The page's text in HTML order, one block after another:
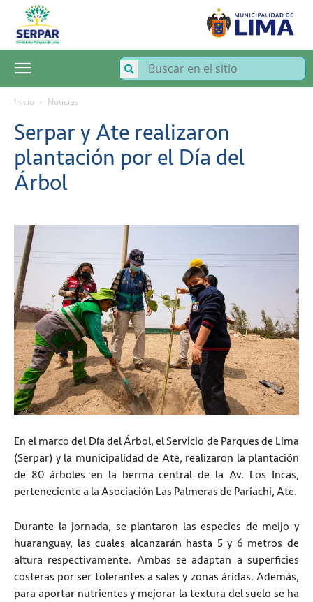
SERPAR
Servicio
de
Parques
Inicio Noticias
Serpar y Ate realizaron
plantación por el Día del
Árbol
En el marco del Día del Árbol, el Servicio de Parques de Lima
(Serpar) y la municipalidad de Ate, realizaron la plantación
de 80 árboles en la berma central de la Av. Los Incas,
perteneciente a la Asociación Las Palmeras de Pariachi, Ate.
Durante la jornada, se plantaron las especies de meijo y
huaranguay, las cuales alcanzarán hasta 5 y 6 metros de
altura respectivamente. Ambas se adaptan a superficies
costeras por ser tolerantes a sales y zonas áridas. Además,
para aportar nutrientes y mejorar la textura del suelo se ha